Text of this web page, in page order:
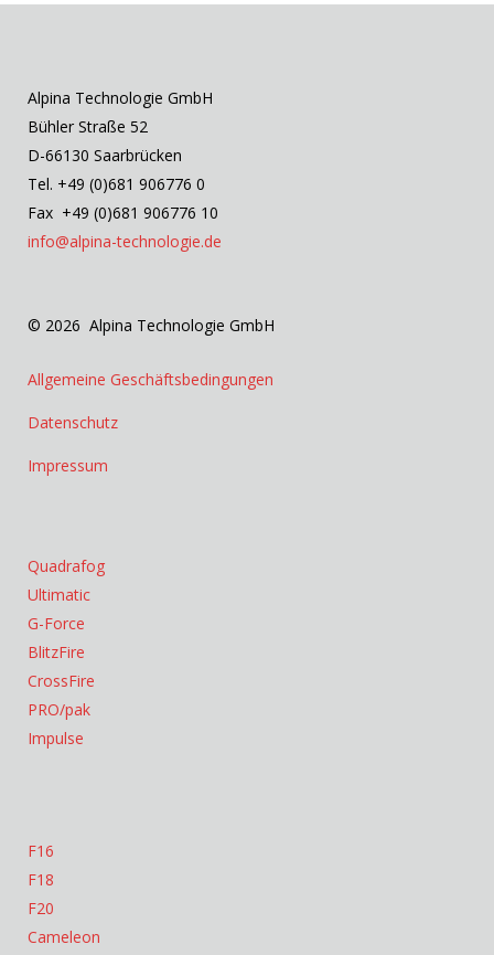
Alpina Technologie GmbH
Bühler Straße 52
D-66130 Saarbrücken
Tel. +49 (0)681 906776 0
Fax +49 (0)681 906776 10
info@alpina-technologie.de
© 2026 Alpina Technologie GmbH
Allgemeine Geschäftsbedingungen
Datenschutz
Impressum
Quadrafog
Ultimatic
G-Force
BlitzFire
CrossFire
PRO/pak
Impulse
F16
F18
F20
Cameleon